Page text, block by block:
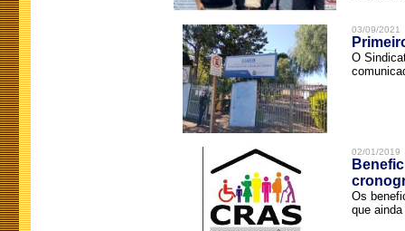
03/09/2021
O
02/01/2019
Os
que